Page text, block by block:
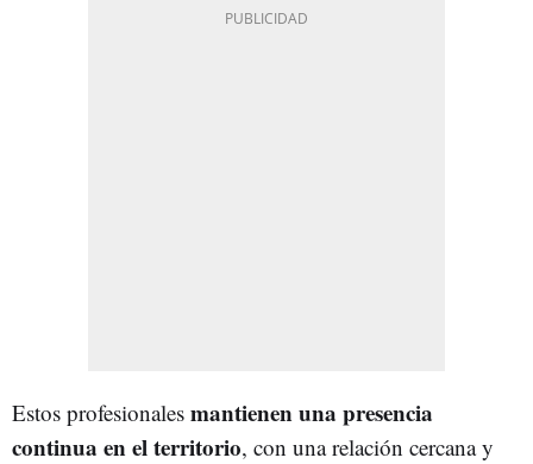
Estos profesionales mantienen una presencia
continua en el territorio, con una relación cercana y